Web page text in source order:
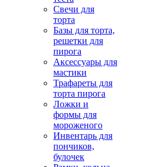
Свечи для
торта
Базы для торта,
решетки для
пирога
Аксессуары для
мастики
Трафареты для
торта пирога
Ложки и
формы для
мороженого
Инвентарь для
пончиков,
булочек